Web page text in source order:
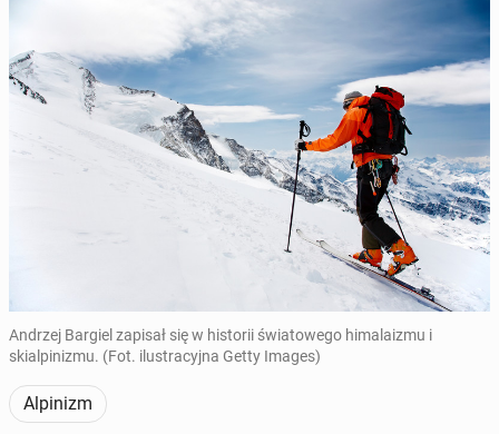
Andrzej Bargiel zapisał się w historii światowego himalaizmu i
skialpinizmu. (Fot. ilustracyjna Getty Images)
Alpinizm